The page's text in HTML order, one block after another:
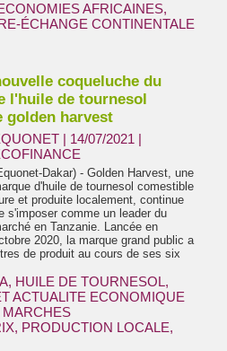
AFRICAINES,
ÉCHANGE CONTINENTALE
coqueluche du
l'huile de tournesol
golden harvest
| 14/07/2021 |
Dakar) - Golden Harvest, une
d'huile de tournesol comestible
et produite localement, continue
s'imposer comme un leader du
en Tanzanie. Lancée en
2020, la marque grand public a
de produit au cours de ses six
, HUILE DE TOURNESOL,
ACTUALITE ECONOMIQUE
MARCHES
, PRODUCTION LOCALE,